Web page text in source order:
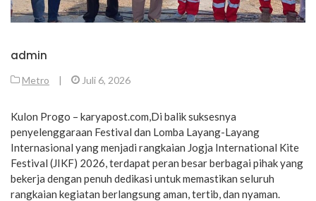
admin
Metro | Juli 6, 2026
Kulon Progo – karyapost.com,Di balik suksesnya
penyelenggaraan Festival dan Lomba Layang-Layang
Internasional yang menjadi rangkaian Jogja International Kite
Festival (JIKF) 2026, terdapat peran besar berbagai pihak yang
bekerja dengan penuh dedikasi untuk memastikan seluruh
rangkaian kegiatan berlangsung aman, tertib, dan nyaman.